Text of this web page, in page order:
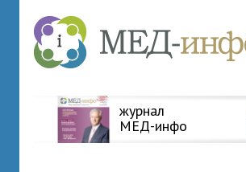
журнал
МЕД-инфо